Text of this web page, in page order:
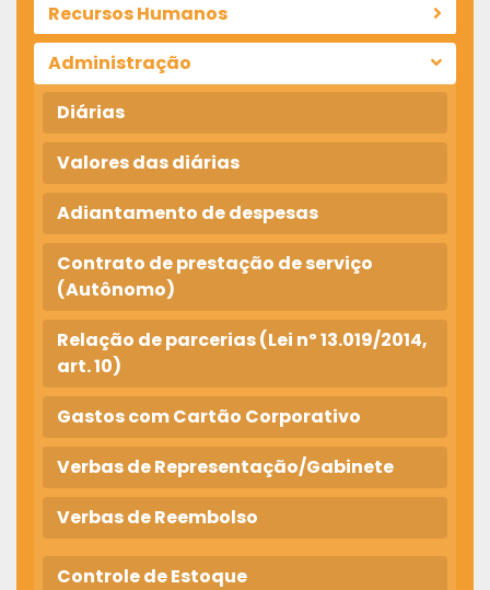
Recursos Humanos
Administração
Diárias
Valores das diárias
Adiantamento de despesas
Contrato de prestação de serviço
(Autônomo)
Relação de parcerias (Lei nº 13.019/2014,
art. 10)
Gastos com Cartão Corporativo
Verbas de Representação/Gabinete
Verbas de Reembolso
Controle de Estoque